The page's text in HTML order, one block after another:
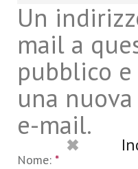
Un
mail a
pubblico
una
e-mail.
Nome: *